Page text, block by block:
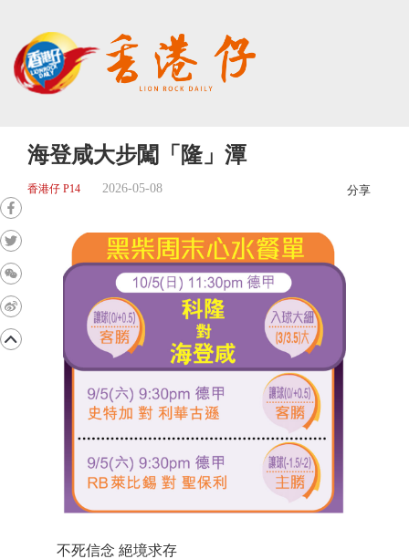
海登咸大步闖「隆」潭
香港仔 P14 2026-05-08 分享
不死信念 絕境求存